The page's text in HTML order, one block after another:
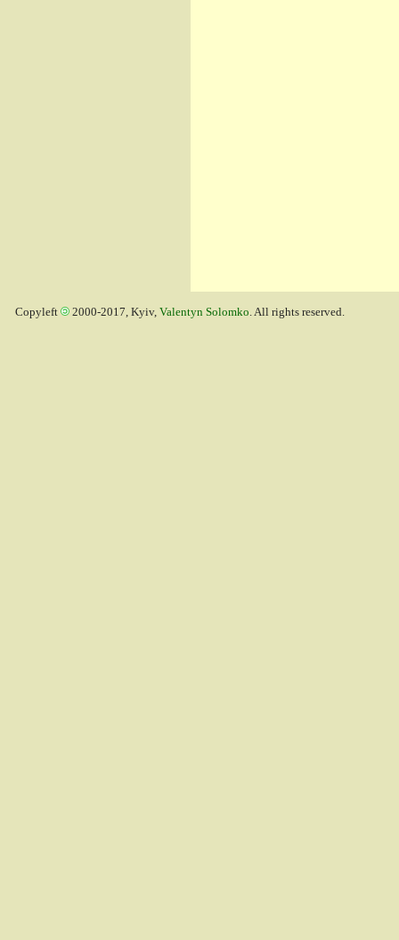
Copyleft 2000-2017, Kyiv, Valentyn Solomko. All rights reserved.